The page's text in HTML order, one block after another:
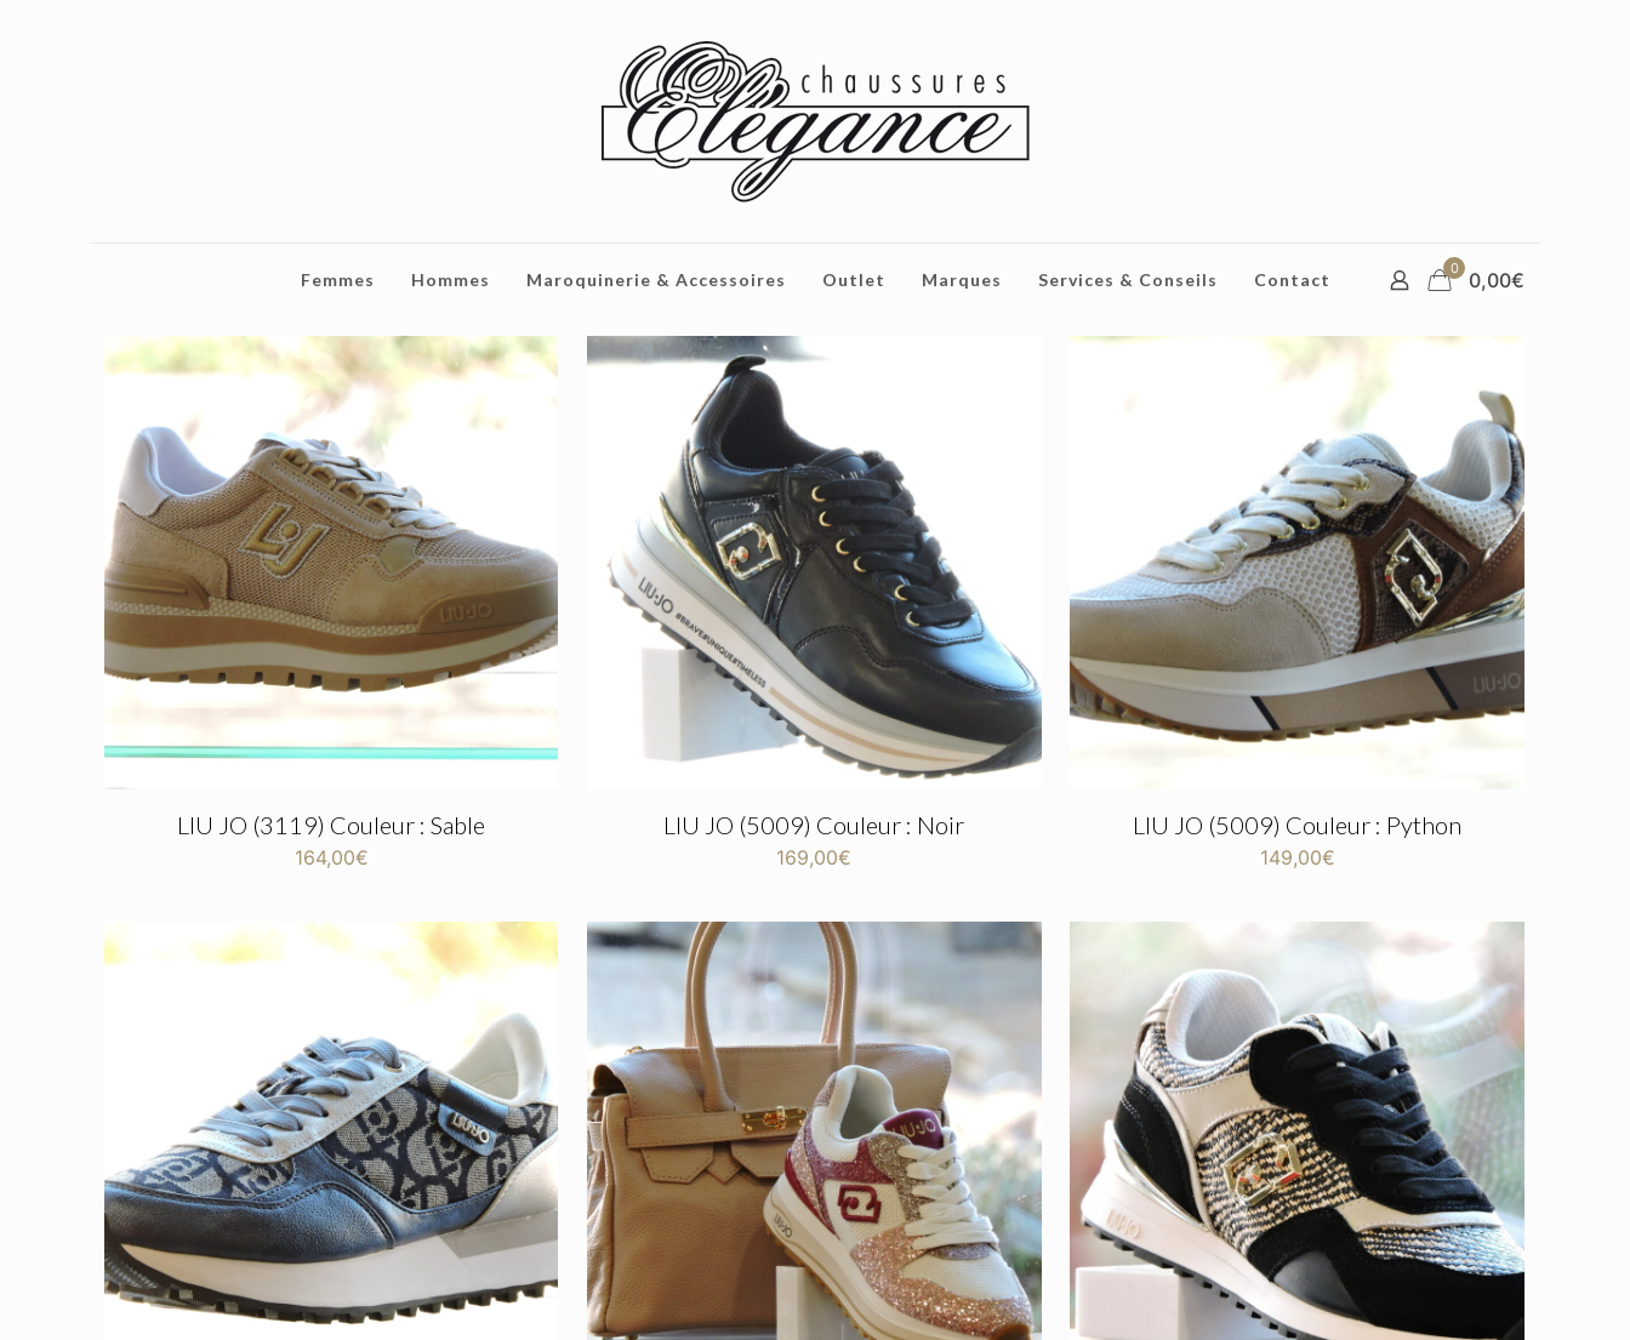
Femmes Hommes Maroquinerie & Accessoires Outlet Marques Services & Conseils Contact
0 0,00€
LIU JO (3119) Couleur : Sable
164,00€
LIU JO (5009) Couleur : Noir
169,00€
LIU JO (5009) Couleur : Python
149,00€